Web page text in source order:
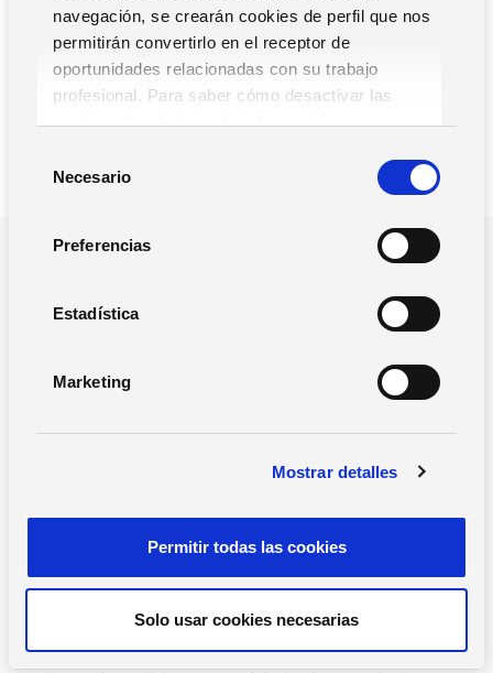
navegación, se crearán cookies de perfil que nos
permitirán convertirlo en el receptor de
oportunidades relacionadas con su trabajo
profesional. Para saber cómo desactivar las
cookies,Lea la hoja de información.
n
m
Necesario
Preferencias
Estadística
Marketing
Mostrar detalles
Permitir todas las cookies
Solo usar cookies necesarias
Impulsamos la gestión y el
crecimiento de tu empresa
En Zucchetti, ayudamos a las empresas a optimizar su
gestión y mejorar su productividad a través de soluciones
Liderazgo tecnológico
Soluciones
personalizables